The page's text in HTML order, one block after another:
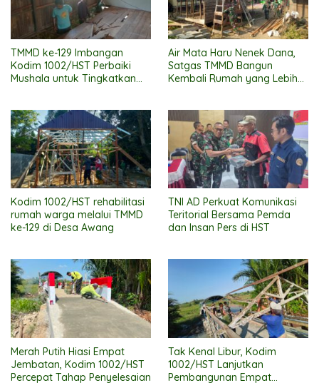
TMMD ke-129 Imbangan
Kodim 1002/HST Perbaiki
Mushala untuk Tingkatkan
Air Mata Haru Nenek Dana,
Satgas TMMD Bangun
Kembali Rumah yang Lebih
Kodim 1002/HST rehabilitasi
rumah warga melalui TMMD
ke-129 di Desa Awang
TNI AD Perkuat Komunikasi
Teritorial Bersama Pemda
dan Insan Pers di HST
Merah Putih Hiasi Empat
Jembatan, Kodim 1002/HST
Percepat Tahap Penyelesaian
Tak Kenal Libur, Kodim
1002/HST Lanjutkan
Pembangunan Empat